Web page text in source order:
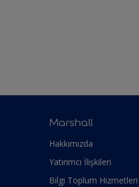
Marshall
Hakkımızda
Yatırımcı İlişkileri
Bilgi Toplum Hizmetleri